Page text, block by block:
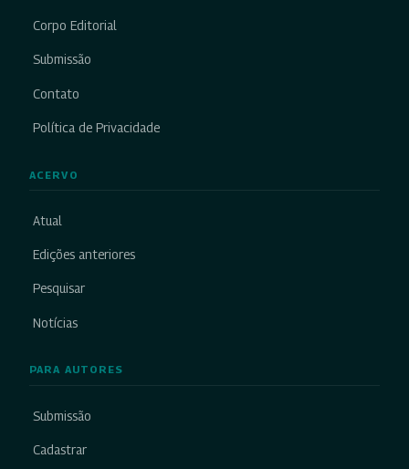
Corpo Editorial
Submissão
Contato
Política de Privacidade
ACERVO
Atual
Edições anteriores
Pesquisar
Notícias
PARA AUTORES
Submissão
Cadastrar